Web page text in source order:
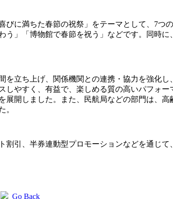
びに満ちた春節の祝祭」をテーマとして、7
う」「博物館で春節を祝う」などです。同時
を立ち上げ、関係機関との連携・協力を強化
しやすく、有益で、楽しめる質の高いパフォ
展開しました。また、民航局などの部門は、
。
引、半券連動型プロモーションなどを通じて
Go Back